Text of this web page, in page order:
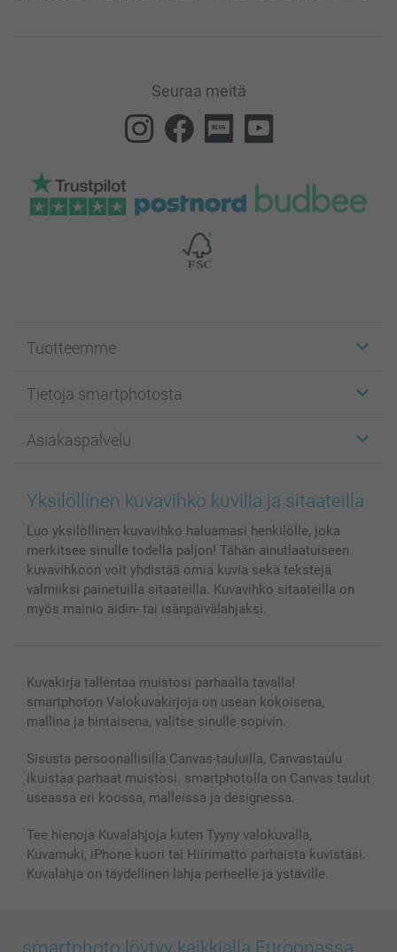
Seuraa meitä
Tuotteemme
Kuvakortit
Kuvakirjat
Valokuvat, Julisteet & Taskukirjat
MyNameBook
Kuvakalenterit & Päivyrit
Valokuvakehykset & Lisätarvikkeet
Lahjakortti
Tietoja smartphotosta
Affiliate ohjelma
Evästekäytäntö
Ehdot/takuut
Investor Relations
Asiakaspalvelu
100% tyytyväisyystakuu
Hinnat & maksutavat
Tilausten tila
Yksilöllinen kuvavihko kuvilla ja sitaateilla
Luo yksilöllinen kuvavihko haluamasi henkilölle, joka
merkitsee sinulle todella paljon! Tähän ainutlaatuiseen
kuvavihkoon voit yhdistää omia kuvia sekä tekstejä
valmiiksi painetuilla sitaateilla. Kuvavihko sitaateilla on
myös mainio äidin- tai isänpäivälahjaksi.
Kuvakirja tallentaa muistosi parhaalla tavalla!
smartphoton Valokuvakirjoja on usean kokoisena,
mallina ja hintaisena, valitse sinulle sopivin.
Sisusta persoonallisilla Canvas-tauluilla, Canvastaulu
ikuistaa parhaat muistosi. smartphotolla on Canvas taulut
useassa eri koossa, malleissa ja designessa.
Tee hienoja Kuvalahjoja kuten Tyyny valokuvalla,
Kuvamuki, iPhone kuori tai Hiirimatto parhaista kuvistasi.
Kuvalahja on täydellinen lahja perheelle ja ystäville.
smartphoto löytyy kaikkialla Euroopassa